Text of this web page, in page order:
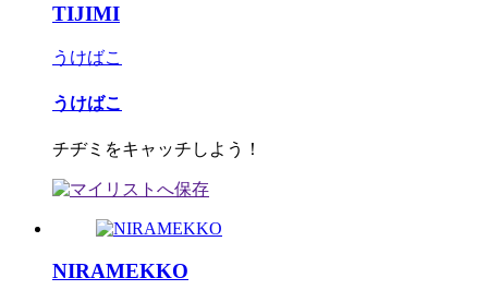
TIJIMI
うけばこ
うけばこ
チヂミをキャッチしよう！
NIRAMEKKO